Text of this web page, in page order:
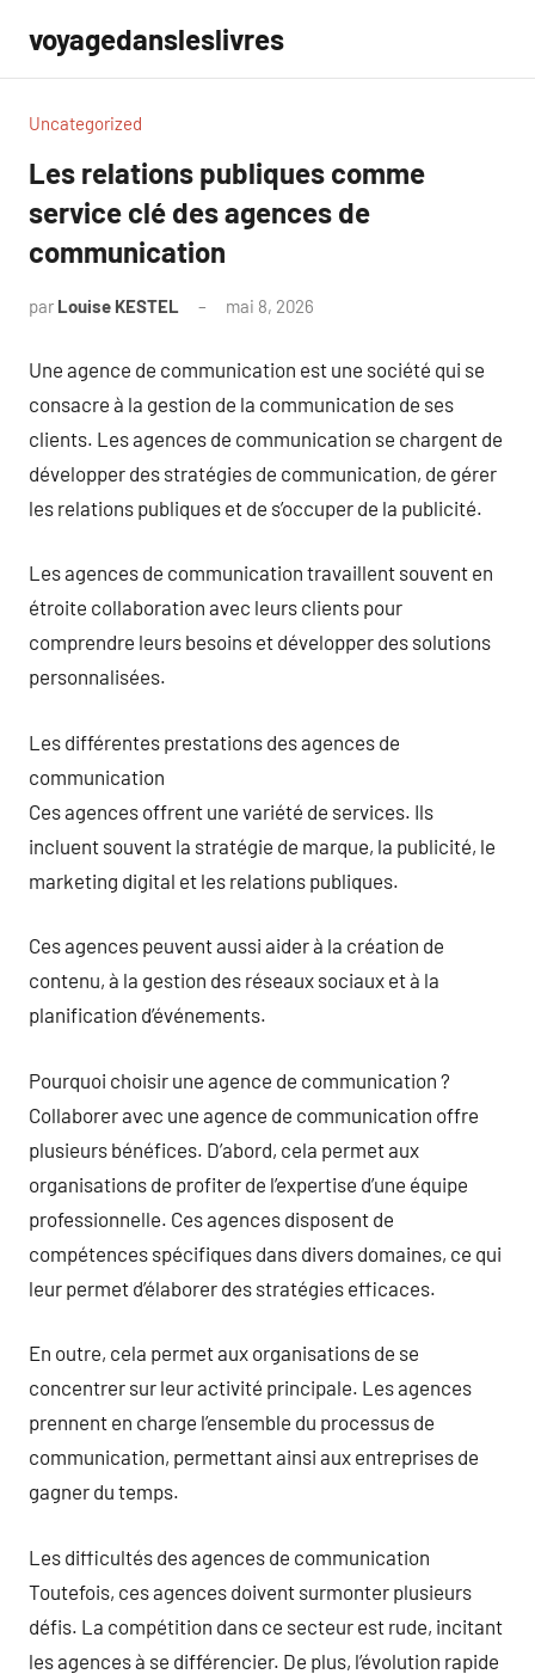
contenu
voyagedansleslivres
Uncategorized
Les relations publiques comme
service clé des agences de
communication
par Louise KESTEL mai 8, 2026
Une agence de communication est une société qui se
consacre à la gestion de la communication de ses
clients. Les agences de communication se chargent de
développer des stratégies de communication, de gérer
les relations publiques et de s’occuper de la publicité.
Les agences de communication travaillent souvent en
étroite collaboration avec leurs clients pour
comprendre leurs besoins et développer des solutions
personnalisées.
Les différentes prestations des agences de
communication
Ces agences offrent une variété de services. Ils
incluent souvent la stratégie de marque, la publicité, le
marketing digital et les relations publiques.
Ces agences peuvent aussi aider à la création de
contenu, à la gestion des réseaux sociaux et à la
planification d’événements.
Pourquoi choisir une agence de communication ?
Collaborer avec une agence de communication offre
plusieurs bénéfices. D’abord, cela permet aux
organisations de profiter de l’expertise d’une équipe
professionnelle. Ces agences disposent de
compétences spécifiques dans divers domaines, ce qui
leur permet d’élaborer des stratégies efficaces.
En outre, cela permet aux organisations de se
concentrer sur leur activité principale. Les agences
prennent en charge l’ensemble du processus de
communication, permettant ainsi aux entreprises de
gagner du temps.
Les difficultés des agences de communication
Toutefois, ces agences doivent surmonter plusieurs
défis. La compétition dans ce secteur est rude, incitant
les agences à se différencier. De plus, l’évolution rapide